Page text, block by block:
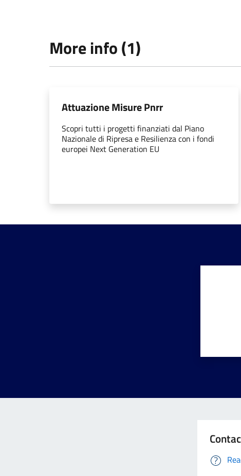
More info (1)
Attuazione Misure Pnrr
Scopri tutti i progetti finanziati dal Piano
Nazionale di Ripresa e Resilienza con i fondi
europei Next Generation EU